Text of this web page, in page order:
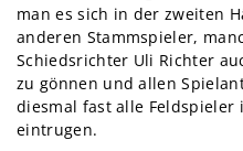
man es sich in der zweiten
anderen Stammspieler,
Schiedsrichter Uli Richter
zu gönnen und allen
diesmal fast alle Feldspieler
eintrugen.